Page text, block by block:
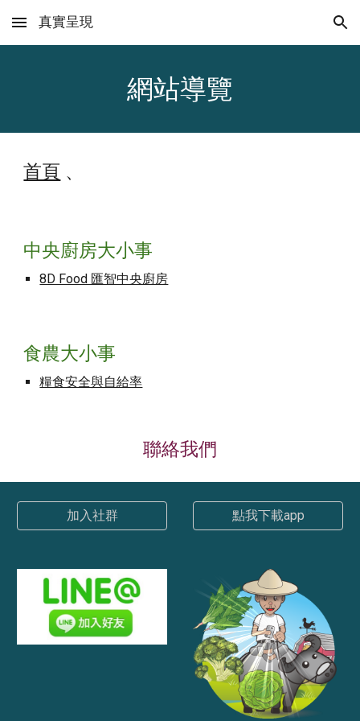
Skip to main content Skip to navigation
真實呈現
網站導覽
首頁 、
中央廚房大小事
8D Food 匯智中央廚房
食農大小事
糧食安全與自給率
聯絡我們
加入社群 點我下載app